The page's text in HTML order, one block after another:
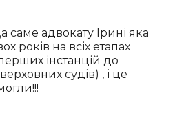
саме адвокату Ірині яка
років на всіх етапах
інстанцій до
судів) , і це